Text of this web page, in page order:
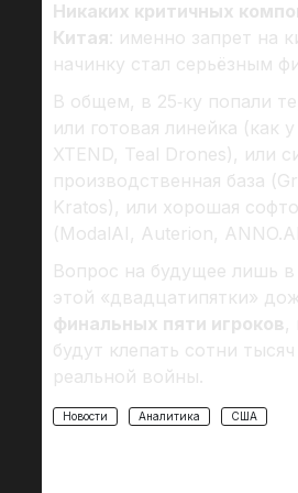
Никаких критичных
Китая: именно запрет на
начинку стал серьёзным
В общем, в 25‑ку попали
или готовая линейка (как
XTEND, Teal Drones), или
производственная база
Kratos), или хорошая
(ModalAI, Auterion,
Вопрос на будущее лишь
этой «двадцатипятки»
финальных пяти игроков,
будут клепать сотни
реальной войны.
Новости Аналитика США